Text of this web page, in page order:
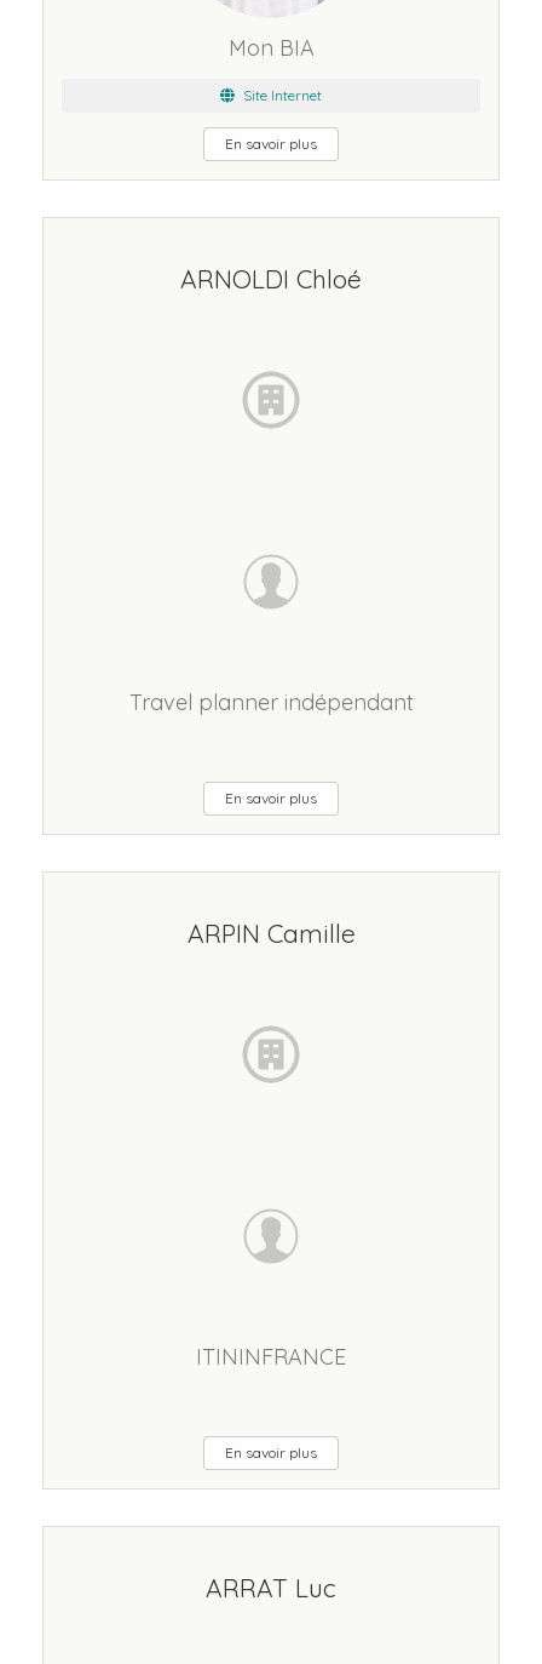
Mon BIA
Site Internet
En savoir plus
ARNOLDI Chloé
Travel planner indépendant
En savoir plus
ARPIN Camille
ITININFRANCE
En savoir plus
ARRAT Luc